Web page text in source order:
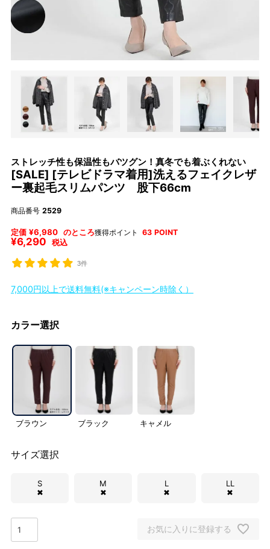
ストレッチ性も保温性もバツグン！真冬でも着ぶくれない
[SALE] [テレビドラマ着用]洗えるフェイクレザ
ー裏起毛スリムパンツ 股下66cm
商品番号 2529
定価 ¥6,980 のところ
¥6,290 税込
獲得ポイント 63 POINT
3件
7,000円以上で送料無料(※キャンペーン時除く）
カラー選択
ブラウン ブラック キャメル
サイズ選択
S
✖
M
✖
L
✖
LL
✖
お気に入りに登録する